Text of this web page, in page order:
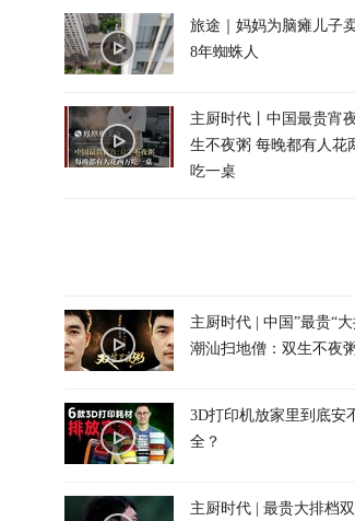
旅途｜妈妈为脑瘫儿子
8年蜘蛛人
主厨时代丨中国最贵宵
生不夜粥 每晚都有人花
吃一桌
主厨时代 | 中国”最贵“
潮汕扫地僧：双生不夜
3D打印机放家里到底安
全？
主厨时代 | 最贵大排档